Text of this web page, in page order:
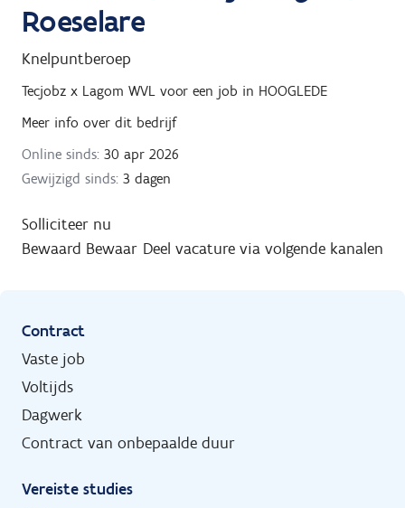
Roeselare
Knelpuntberoep
Tecjobz x Lagom WVL voor een job in HOOGLEDE
Meer info over dit bedrijf
Online sinds: 30 apr 2026
Gewijzigd sinds: 3 dagen
Solliciteer nu
Bewaard Bewaar Deel vacature via volgende kanalen
Contract
Vaste job
Voltijds
Dagwerk
Contract van onbepaalde duur
Vereiste studies